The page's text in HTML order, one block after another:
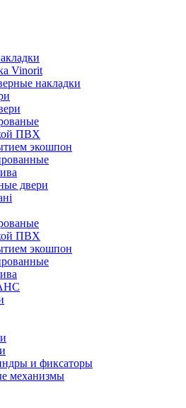
Vinorit
накладки
ПВХ
экошпон
двери
ПВХ
экошпон
и фиксаторы
механизмы